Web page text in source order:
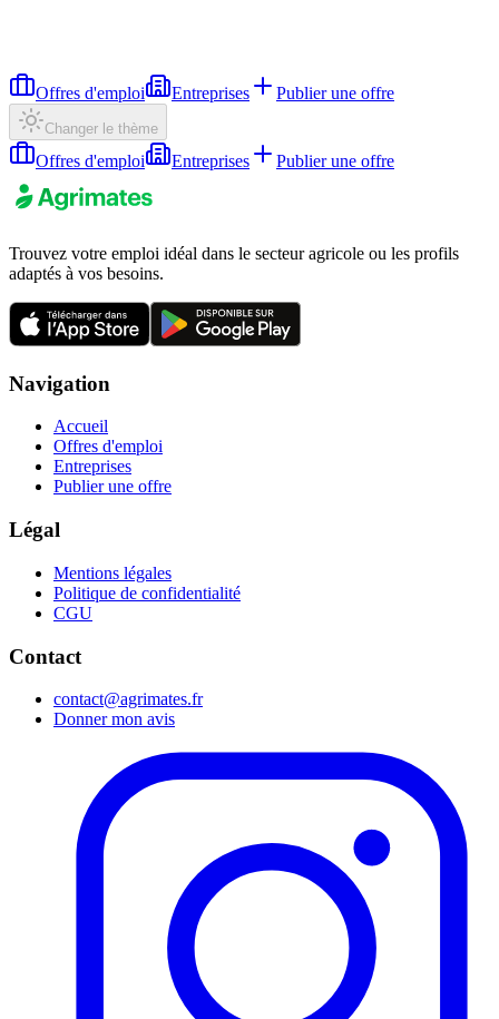
Offres d'emploi Entreprises Publier une offre
Changer le thème
Offres d'emploi Entreprises Publier une offre
Trouvez votre emploi idéal dans le secteur agricole ou les profils
adaptés à vos besoins.
Navigation
Accueil
Offres d'emploi
Entreprises
Publier une offre
Légal
Mentions légales
Politique de confidentialité
CGU
Contact
contact@agrimates.fr
Donner mon avis